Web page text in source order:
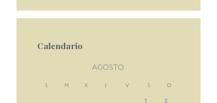
Calendario
AGOSTO
L M X J V S D